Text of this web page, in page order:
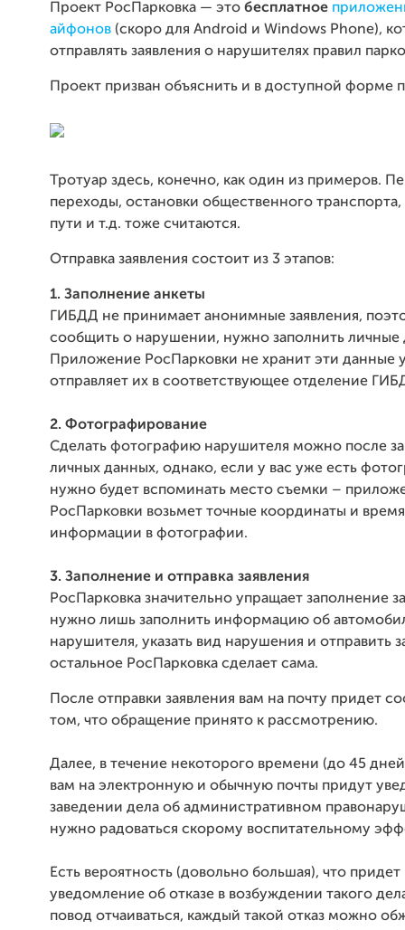
Проект РосПарковка — это бесплатное
айфонов (скоро для Android и Windows Phone),
отправлять заявления о нарушителях правил
Проект призван объяснить и в доступной форме
Тротуар здесь, конечно, как один из примеров.
переходы, остановки общественного
пути и т.д. тоже считаются.
Отправка заявления состоит из 3 этапов:
1. Заполнение анкеты
ГИБДД не принимает анонимные заявления,
сообщить о нарушении, нужно заполнить личные
Приложение РосПарковки не хранит эти данные
отправляет их в соответствующее отделение
2. Фотографирование
Сделать фотографию нарушителя можно после
личных данных, однако, если у вас уже есть
нужно будет вспоминать место съемки –
РосПарковки возьмет точные координаты и
информации в фотографии.
3. Заполнение и отправка заявления
РосПарковка значительно упращает заполнение
нужно лишь заполнить информацию об
нарушителя, указать вид нарушения и отправить
остальное РосПарковка сделает сама.
После отправки заявления вам на почту придет
том, что обращение принято к рассмотрению.
Далее, в течение некоторого времени (до 45
вам на электронную и обычную почты придут
заведении дела об административном
нужно радоваться скорому воспитательному
Есть вероятность (довольно большая), что придет
уведомление об отказе в возбуждении такого
повод отчаиваться, каждый такой отказ можно